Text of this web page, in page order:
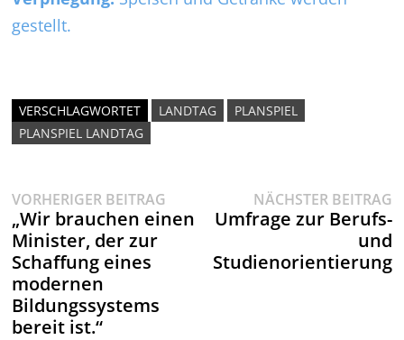
gestellt.
VERSCHLAGWORTET LANDTAG
PLANSPIEL
PLANSPIEL LANDTAG
Beitragsnavigation
VORHERIGER BEITRAG
Beitrag:
„Wir brauchen einen
Minister, der zur
Schaffung eines
modernen
Bildungssystems
bereit ist.“
NÄCHSTER BEITRAG
Umfrage zur Berufs-
und
Studienorientierung